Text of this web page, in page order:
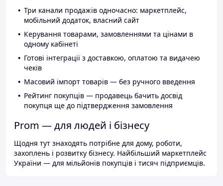
Три канали продажів одночасно: маркетплейс,
мобільний додаток, власний сайт
Керування товарами, замовленнями та цінами в
одному кабінеті
Готові інтеграції з доставкою, оплатою та видачею
чеків
Масовий імпорт товарів — без ручного введення
Рейтинг покупців — продавець бачить досвід
покупця ще до підтвердження замовлення
Prom — для людей і бізнесу
Щодня тут знаходять потрібне для дому, роботи,
захоплень і розвитку бізнесу. Найбільший маркетплейс
України — для мільйонів покупців і тисяч підприємців.